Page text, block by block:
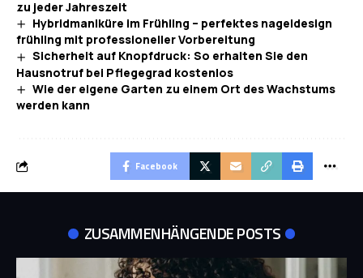
zu jeder Jahreszeit
Hybridmaniküre im Frühling – perfektes nageldesign
frühling mit professioneller Vorbereitung
Sicherheit auf Knopfdruck: So erhalten Sie den
Hausnotruf bei Pflegegrad kostenlos
Wie der eigene Garten zu einem Ort des Wachstums
werden kann
Facebook
ZUSAMMENHÄNGENDE POSTS